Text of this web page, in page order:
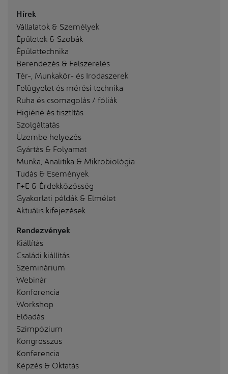
Hírek
Vállalatok & Személyek
Épületek & Szobák
Épülettechnika
Berendezés & Felszerelés
Tér-, Munkakör- és Irodaszerek
Felügyelet és mérési technika
Ruha és csomagolás / fóliák
Higiéné és tisztítás
Szolgáltatás
Üzembe helyezés
Gyártás & Folyamat
Munka, Analitika & Mikrobiológia
Tudás & Események
F+E & Érdekközösség
Gyakorlati példák & Elmélet
Aktuális kifejezések
Rendezvények
Kiállítás
Családi kiállítás
Szeminárium
Webinár
Konferencia
Workshop
Előadás
Szimpózium
Kongresszus
Konferencia
Képzés & Oktatás